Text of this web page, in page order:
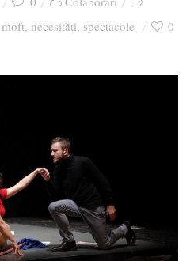
Ziua culorii
moft, necesități, spectacole 0